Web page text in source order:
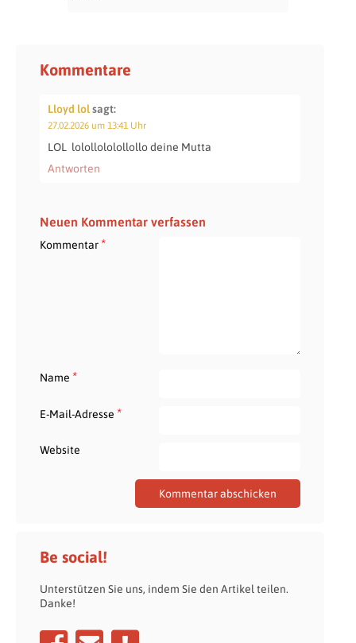
Kommentare
Lloyd lolsagt:
27.02.2026 um 13:41 Uhr
LOL
lolollololollollo deine Mutta
Antworten
Neuen Kommentar verfassen
Kommentar*
Name *
E-Mail-Adresse *
Website
Be social!
Unterstützen Sie uns, indem Sie den Artikel teilen.
Danke!